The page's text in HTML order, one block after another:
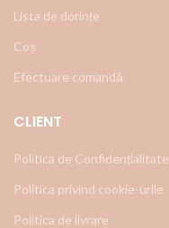
Lista de dorințe
Coș
Efectuare comandă
CLIENT
Politica de Confidențialitate
Politica privind cookie-urile
Politica de livrare